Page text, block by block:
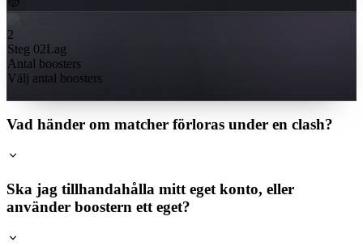
2
Steg 02Lag
Antal boosters
Välj antal boosters
Vad händer om matcher förloras under en clash?
Ska jag tillhandahålla mitt eget konto, eller
använder boostern ett eget?